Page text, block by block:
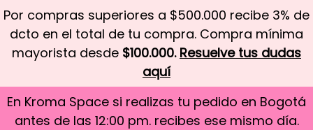
Por compras superiores a $500.000 recibe 3% de
dcto en el total de tu compra. Compra mínima
mayorista desde $100.000. Resuelve tus dudas
aquí
En Kroma Space si realizas tu pedido en Bogotá
antes de las 12:00 pm. recibes ese mismo día.